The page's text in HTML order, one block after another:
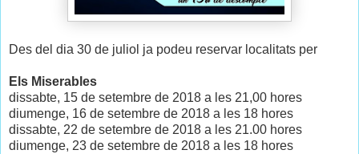
Des del dia 30 de juliol ja podeu reservar localitats per
Els Miserables
dissabte, 15 de setembre de 2018 a les 21,00 hores
diumenge, 16 de setembre de 2018 a les 18 hores
dissabte, 22 de setembre de 2018 a les 21.00 hores
diumenge, 23 de setembre de 2018 a les 18 hores